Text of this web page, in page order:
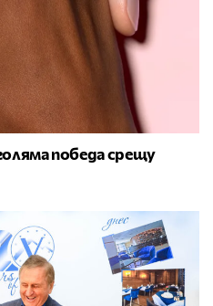
победа срещу